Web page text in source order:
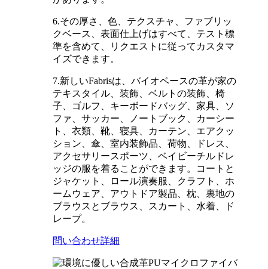
6.その厚さ、色、テクスチャ、ファブリッ
クベース、表面仕上げはすべて、テスト標
準を含めて、リクエストに従ってカスタマ
イズできます。
7.新しいFabrisは、バイオベースの革が家の
テキスタイル、装飾、ベルトの装飾、椅
子、ゴルフ、キーボードバッグ、家具、ソ
ファ、サッカー、ノートブック、カーシー
ト、衣類、靴、寝具、カーテン、エアクッ
ション、傘、室内装飾品、荷物、ドレス、
アクセサリースポーツ、ベイビーチルドレ
ッジの服を着ることができます。コートと
ジャケット、ロール演奏服、クラフト、ホ
ームウェア、アウトドア製品、枕、裏地の
ブラウスとブラウス、スカート、水着、ド
レープ。
問い合わせ詳細